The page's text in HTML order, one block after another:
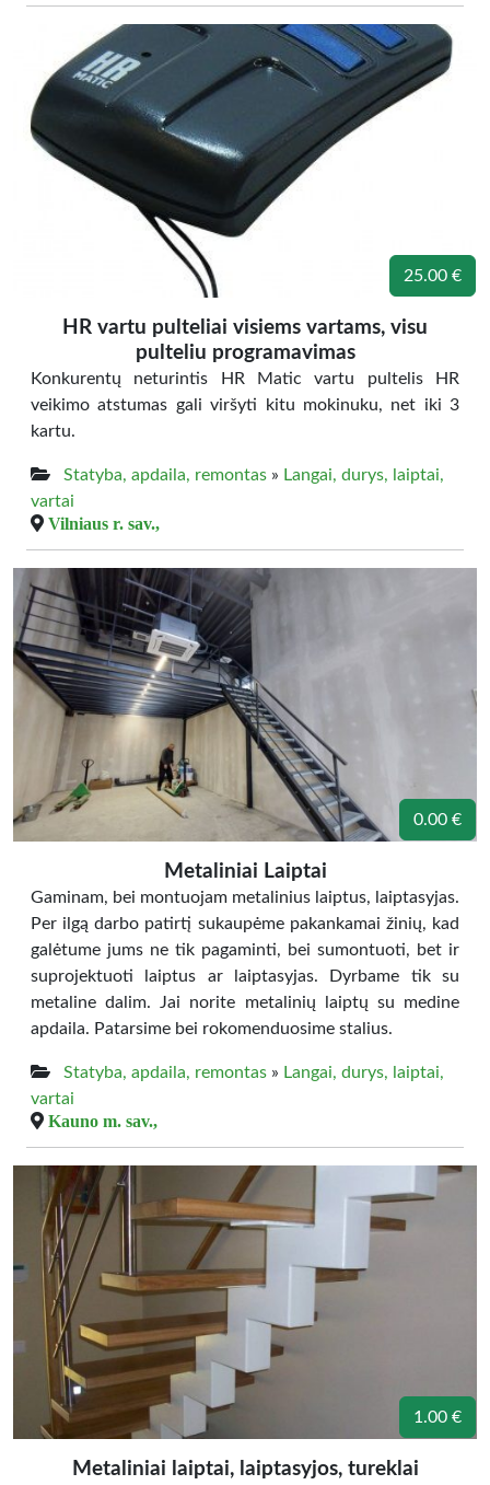
25.00 €
HR vartu pulteliai visiems vartams, visu
pulteliu programavimas
Konkurentų neturintis HR Matic vartu pultelis HR
veikimo atstumas gali viršyti kitu mokinuku, net iki 3
kartu.
Statyba, apdaila, remontas » Langai, durys, laiptai,
vartai
Vilniaus r. sav.,
0.00 €
Metaliniai Laiptai
Gaminam, bei montuojam metalinius laiptus, laiptasyjas.
Per ilgą darbo patirtį sukaupėme pakankamai žinių, kad
galėtume jums ne tik pagaminti, bei sumontuoti, bet ir
suprojektuoti laiptus ar laiptasyjas. Dyrbame tik su
metaline dalim. Jai norite metalinių laiptų su medine
apdaila. Patarsime bei rokomenduosime stalius.
Statyba, apdaila, remontas » Langai, durys, laiptai,
vartai
Kauno m. sav.,
1.00 €
Metaliniai laiptai, laiptasyjos, tureklai